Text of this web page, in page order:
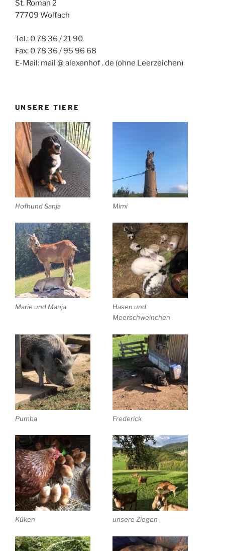
St. Roman 2
77709 Wolfach
Tel.: 0 78 36 / 21 90
Fax: 0 78 36 / 95 96 68
E-Mail: mail @ alexenhof . de (ohne Leerzeichen)
UNSERE TIERE
Hofhund Sanja Mimi
Marie und Manja
Hasen und
Meerschweinchen
Pumba Frederick
Küken unsere Ziegen